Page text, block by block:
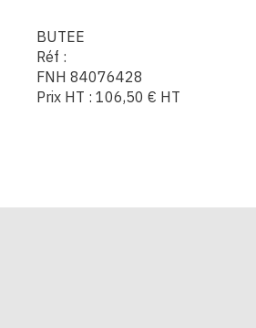
BUTEE
Réf :
FNH 84076428
Prix HT : 106,50 € HT